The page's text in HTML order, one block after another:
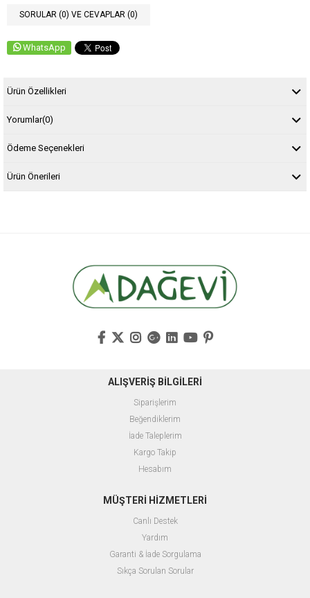
SORULAR (0) VE CEVAPLAR (0)
WhatsApp
Ürün Özellikleri
Yorumlar(0)
Ödeme Seçenekleri
Ürün Önerileri
ALIŞVERİŞ BİLGİLERİ
Siparişlerim
Beğendiklerim
İade Taleplerim
Kargo Takip
Hesabım
MÜŞTERİ HİZMETLERİ
Canlı Destek
Yardım
Garanti & İade Sorgulama
Sıkça Sorulan Sorular